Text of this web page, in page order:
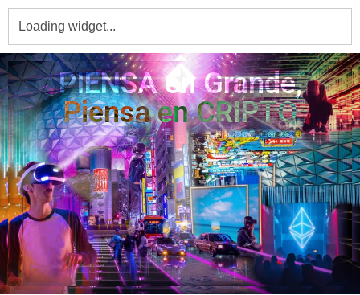
PIENSA en Grande,
Piensa en CRIPTO